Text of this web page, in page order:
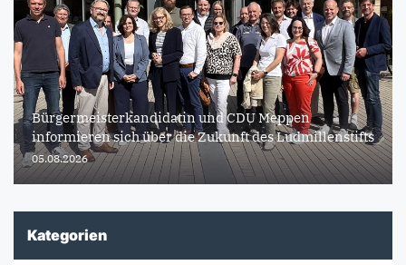
Bürgermeisterkandidatin und CDU Meppen
informieren sich über die Zukunft des Ludmillenstifts
05.08.2026
Kategorien